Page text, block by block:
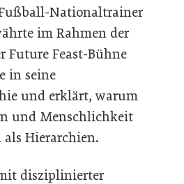
Nationaltrainer
im Rahmen der
Future Feast-Bühne
in seine
und erklärt, warum
und Menschlichkeit
Hierarchien.
disziplinierter